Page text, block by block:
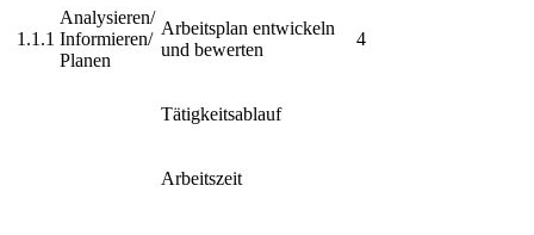
1.1.1
Analysieren/
Informieren/
Planen
Arbeitsplan entwickeln
und bewerten
4
Tätigkeitsablauf
Arbeitszeit